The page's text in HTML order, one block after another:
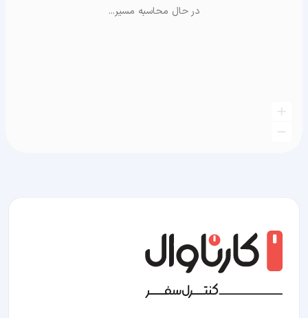
در حال محاسبه مسیر...